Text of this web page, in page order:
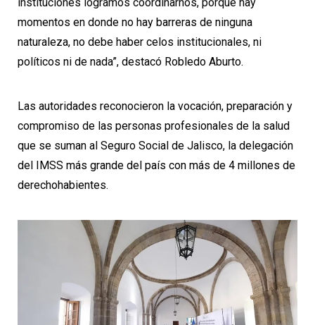
momentos en donde no hay barreras de ninguna
naturaleza, no debe haber celos institucionales, ni
políticos ni de nada”, destacó Robledo Aburto.
Las autoridades reconocieron la vocación, preparación y
compromiso de las personas profesionales de la salud
que se suman al Seguro Social de Jalisco, la delegación
del IMSS más grande del país con más de 4 millones de
derechohabientes.